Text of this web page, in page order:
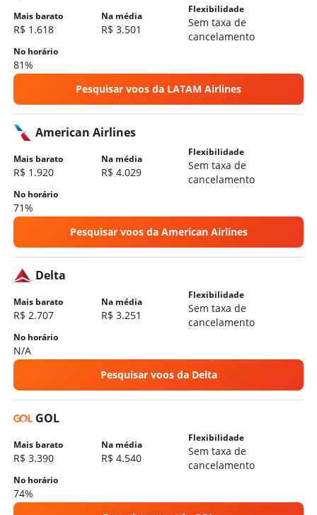
Mais barato
R$ 1.618
Na média
R$ 3.501
Flexibilidade
Sem taxa de
cancelamento
No horário
81%
Pesquisar voos da LATAM Airlines
American Airlines
Mais barato
R$ 1.920
Na média
R$ 4.029
Flexibilidade
Sem taxa de
cancelamento
No horário
71%
Pesquisar voos da American Airlines
Delta
Mais barato
R$ 2.707
Na média
R$ 3.251
Flexibilidade
Sem taxa de
cancelamento
No horário
N/A
Pesquisar voos da Delta
GOL
Mais barato
R$ 3.390
Na média
R$ 4.540
Flexibilidade
Sem taxa de
cancelamento
No horário
74%